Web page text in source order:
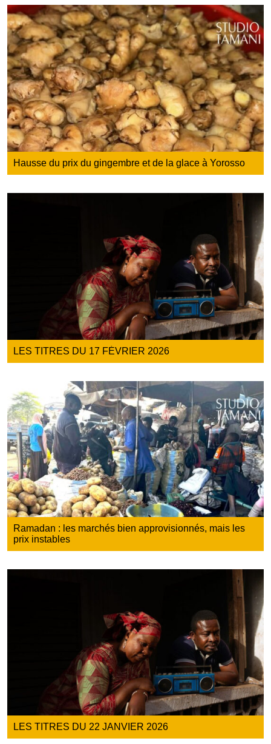
Hausse du prix du gingembre et de la glace à Yorosso
LES TITRES DU 17 FÉVRIER 2026
Ramadan : les marchés bien approvisionnés, mais les
prix instables
LES TITRES DU 22 JANVIER 2026